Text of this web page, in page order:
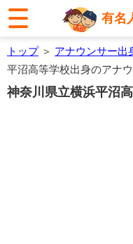
有名
トップ＞ アナウンサー出
平沼高等学校出身のアナ
神奈川県立横浜平沼